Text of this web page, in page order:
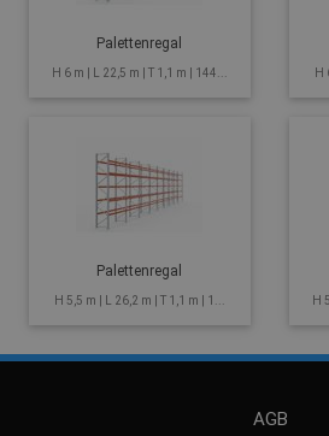
Palettenregal
H 6 m | L 22,5 m | T 1,1 m | 144... H
Palettenregal
H 5,5 m | L 26,2 m | T 1,1 m | 1... H
AGB